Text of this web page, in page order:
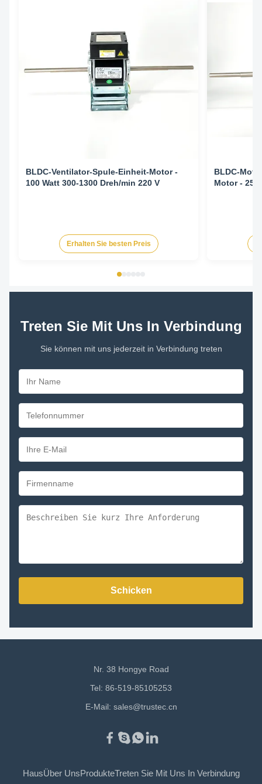
BLDC-Ventilator-Spule-Einheit-Motor -
100 Watt 300-1300 Dreh/min 220 V
Erhalten Sie besten Preis
BLDC-
Motor -
Treten Sie Mit Uns In Verbindung
Sie können mit uns jederzeit in Verbindung treten
Schicken
Nr. 38 Hongye Road
Tel: 86-519-85105253
E-Mail: sales@trustec.cn
HausÜber UnsProdukteTreten Sie Mit Uns In Verbindung